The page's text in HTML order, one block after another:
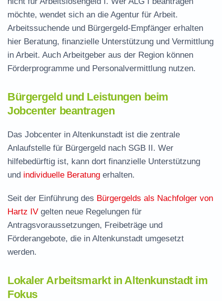
möchte, wendet sich an die Agentur für Arbeit.
Arbeitssuchende und Bürgergeld-Empfänger erhalten
hier Beratung, finanzielle Unterstützung und Vermittlung
in Arbeit. Auch Arbeitgeber aus der Region können
Förderprogramme und Personalvermittlung nutzen.
Bürgergeld und Leistungen beim
Jobcenter beantragen
Das Jobcenter in Altenkunstadt ist die zentrale
Anlaufstelle für Bürgergeld nach SGB II. Wer
hilfebedürftig ist, kann dort finanzielle Unterstützung
und individuelle Beratung erhalten.
Seit der Einführung des Bürgergelds als Nachfolger von
Hartz IV gelten neue Regelungen für
Antragsvoraussetzungen, Freibeträge und
Förderangebote, die in Altenkunstadt umgesetzt
werden.
Lokaler Arbeitsmarkt in Altenkunstadt im
Fokus